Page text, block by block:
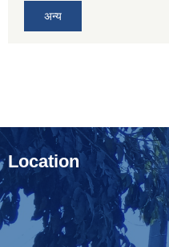
अन्य
Location